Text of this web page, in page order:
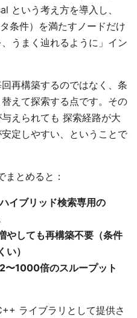
いう考え方を導入し、
条件）を満たすノードだけ
うまく辿れるように」イン
再構築するのではなく、条
えて探索する点です。その
えられても 探索経路が大
定しやすい、ということで
まとめると：
イブリッド検索専用の
やしても再構築不要（条件
）
〜1000倍のスループット
ライブラリとして提供さ